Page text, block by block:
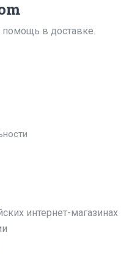
помощь в доставке.
интернет-магазинах